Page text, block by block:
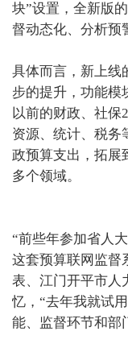
块”设置，全新版
督动态化、分析预
具体而言，新上线
步的提升，功能模
以前的财政、社保
资源、统计、税务
政预算支出，拓展
多个领域。
“前些年参加省人
这套预算联网监督
表、江门开平市人
忆，“去年我就试
能、监督环节和部